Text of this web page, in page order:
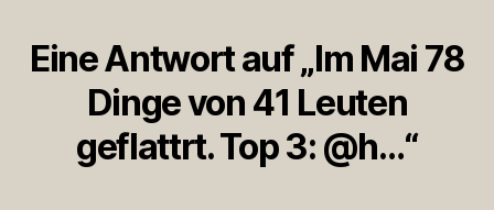
Eine Antwort auf „Im Mai 78
Dinge von 41 Leuten
geflattrt. Top 3: @h…“